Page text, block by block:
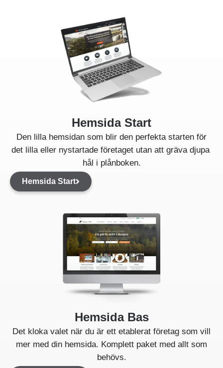
Hemsida Start
Den lilla hemsidan som blir den perfekta starten för
det lilla eller nystartade företaget utan att gräva djupa
hål i plånboken.
Hemsida Start
Hemsida Bas
Det kloka valet när du är ett etablerat företag som vill
mer med din hemsida. Komplett paket med allt som
behövs.